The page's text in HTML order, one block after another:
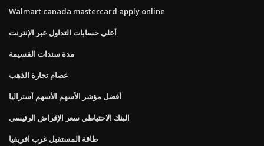
Walmart canada mastercard apply online
أعلى حسابات التداول عبر الإنترنت
مدة سندات القسيمة
عصام تجارة الذهب
أفضل مؤشر الأسهم الأسهم أستراليا
البنك الاحتياطي سعر الإقراض الرئيسي
طاقة المستقبل غرب افريقيا